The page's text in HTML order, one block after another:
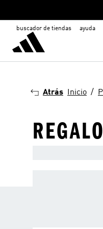
buscador de tiendas ayuda
Atrás Inicio